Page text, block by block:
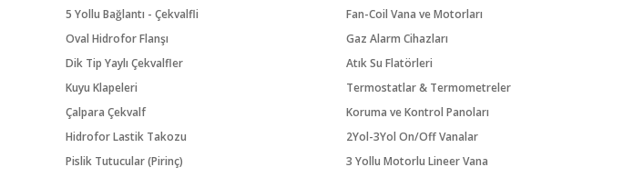
5 Yollu Bağlantı - Çekvalfli
Oval Hidrofor Flanşı
Dik Tip Yaylı Çekvalfler
Kuyu Klapeleri
Çalpara Çekvalf
Hidrofor Lastik Takozu
Pislik Tutucular (Pirinç)
Fan-Coil Vana ve Motorları
Gaz Alarm Cihazları
Atık Su Flatörleri
Termostatlar & Termometreler
Koruma ve Kontrol Panoları
2Yol-3Yol On/Off Vanalar
3 Yollu Motorlu Lineer Vana